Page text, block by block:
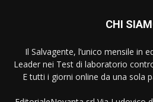
CHI
Il Salvagente, l’unico mensile in
Leader nei Test di laboratorio
E tutti i giorni online da una sola